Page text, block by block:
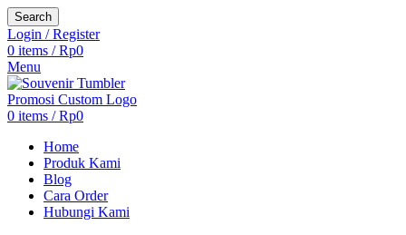
Search
Login / Register
0 items / Rp0
Menu
0 items / Rp0
Home
Produk Kami
Blog
Cara Order
Hubungi Kami